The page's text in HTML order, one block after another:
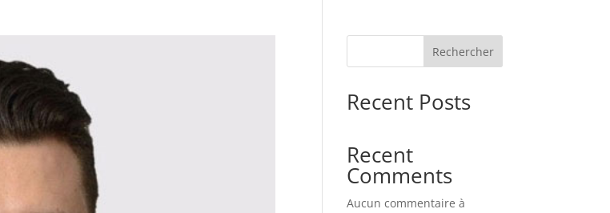
Rechercher
Recent Posts
Recent
Comments
Aucun commentaire à